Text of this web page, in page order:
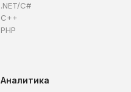
.NET/C#
C++
PHP
Аналитика